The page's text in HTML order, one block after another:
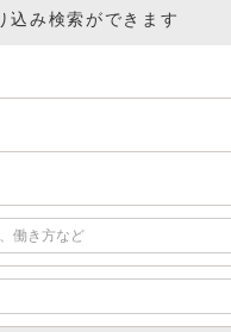
込み検索ができます